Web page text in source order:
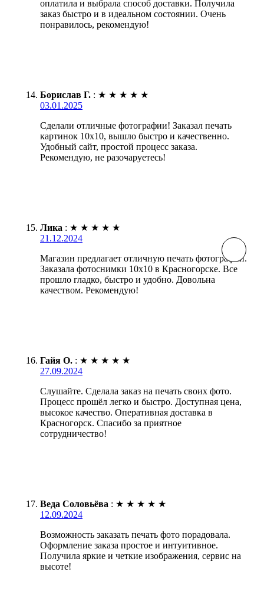
оплатила и выбрала способ доставки. Получила
заказ быстро и в идеальном состоянии. Очень
понравилось, рекомендую!
Борислав Г. : ★ ★ ★ ★ ★
03.01.2025
Сделали отличные фотографии! Заказал печать
картинок 10х10, вышло быстро и качественно.
Удобный сайт, простой процесс заказа.
Рекомендую, не разочаруетесь!
Лика : ★ ★ ★ ★ ★
21.12.2024
Магазин предлагает отличную печать фотографий.
Заказала фотоснимки 10х10 в Красногорске. Все
прошло гладко, быстро и удобно. Довольна
качеством. Рекомендую!
Гайя О. : ★ ★ ★ ★ ★
27.09.2024
Слушайте. Сделала заказ на печать своих фото.
Процесс прошёл легко и быстро. Доступная цена,
высокое качество. Оперативная доставка в
Красногорск. Спасибо за приятное
сотрудничество!
Веда Соловьёва : ★ ★ ★ ★ ★
12.09.2024
Возможность заказать печать фото порадовала.
Оформление заказа простое и интуитивное.
Получила яркие и четкие изображения, сервис на
высоте!